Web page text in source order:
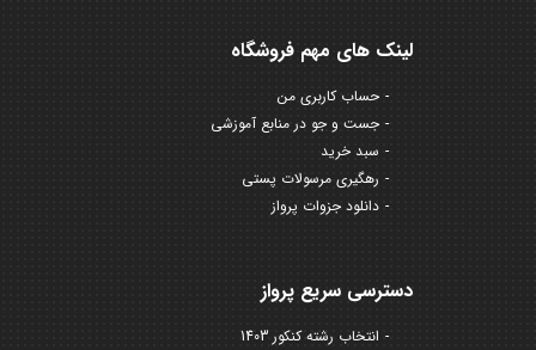
لینک های مهم فروشگاه
حساب کاربری من
جست و جو در منابع آموزشی
سبد خرید
رهگیری مرسولات پستی
دانلود جزوات پرواز
دسترسی سریع پرواز
انتخاب رشته کنکور 1403